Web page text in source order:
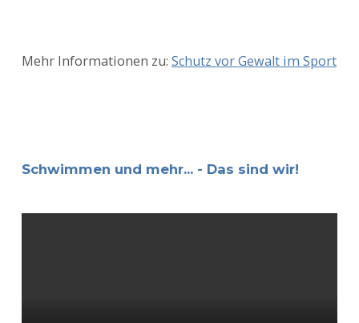
Mehr Informationen zu: Schutz vor Gewalt im Sport
Schwimmen und mehr... - Das sind wir!